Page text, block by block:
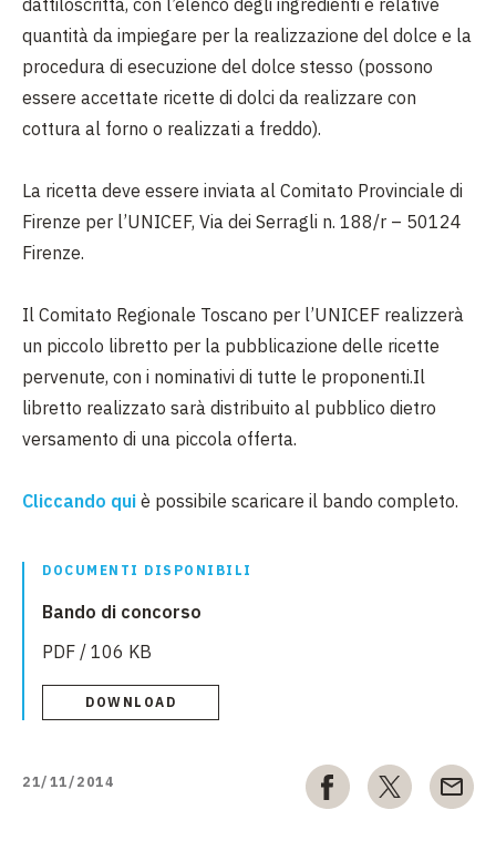
dattiloscritta, con l’elenco degli ingredienti e relative
quantità da impiegare per la realizzazione del dolce e la
procedura di esecuzione del dolce stesso (possono
essere accettate ricette di dolci da realizzare con
cottura al forno o realizzati a freddo).
La ricetta deve essere inviata al Comitato Provinciale di
Firenze per l’UNICEF, Via dei Serragli n. 188/r – 50124
Firenze.
Il Comitato Regionale Toscano per l’UNICEF realizzerà
un piccolo libretto per la pubblicazione delle ricette
pervenute, con i nominativi di tutte le proponenti.Il
libretto realizzato sarà distribuito al pubblico dietro
versamento di una piccola offerta.
Cliccando qui è possibile scaricare il bando completo.
DOCUMENTI DISPONIBILI
Bando di concorso
PDF / 106 KB
DOWNLOAD
21/11/2014